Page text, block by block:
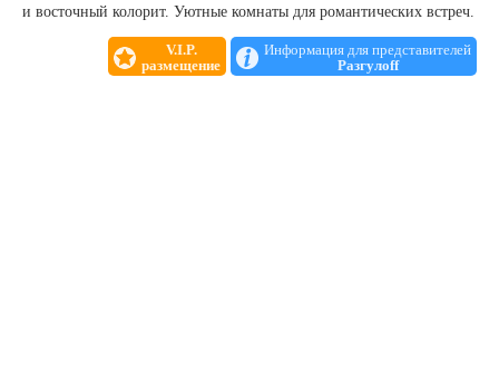
и восточный колорит. Уютные комнаты для романтических встреч.
V.I.P.
размещение
Информация для представителей
Разгулоff